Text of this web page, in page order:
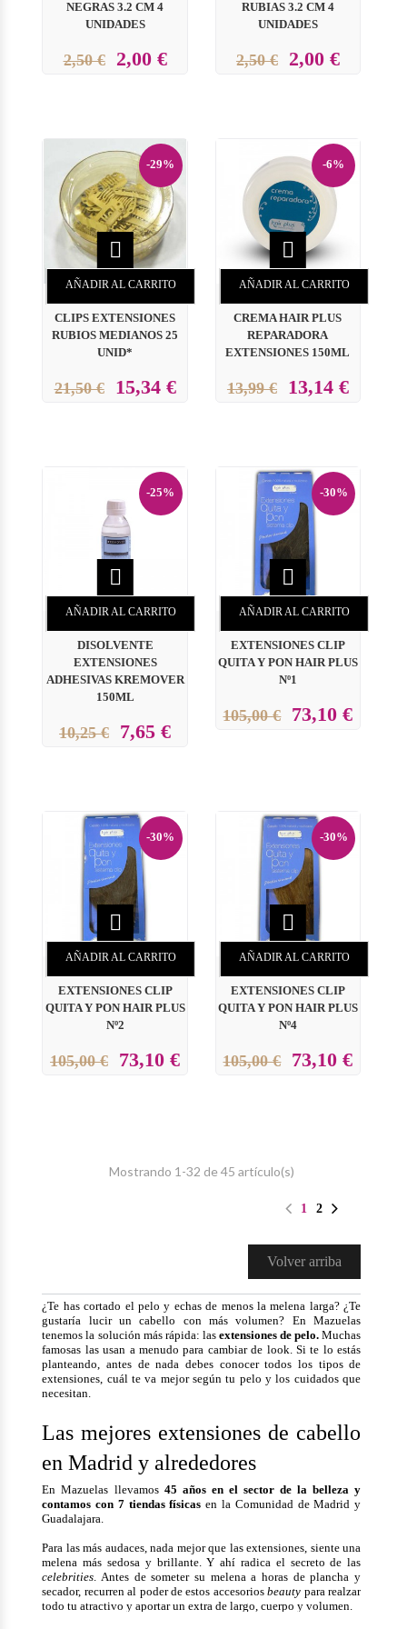
NEGRAS 3.2 CM 4
UNIDADES
2,50 € 2,00 €
RUBIAS 3.2 CM 4
UNIDADES
2,50 € 2,00 €
-29%

AÑADIR AL CARRITO
CLIPS EXTENSIONES
RUBIOS MEDIANOS 25
UNID*
21,50 € 15,34 €
-6%

AÑADIR AL CARRITO
CREMA HAIR PLUS
REPARADORA
EXTENSIONES 150ML
13,99 € 13,14 €
-25%

AÑADIR AL CARRITO
DISOLVENTE
EXTENSIONES
ADHESIVAS KREMOVER
150ML
10,25 € 7,65 €
-30%

AÑADIR AL CARRITO
EXTENSIONES CLIP
QUITA Y PON HAIR PLUS
Nº1
105,00 € 73,10 €
-30%

AÑADIR AL CARRITO
EXTENSIONES CLIP
QUITA Y PON HAIR PLUS
Nº2
105,00 € 73,10 €
-30%

AÑADIR AL CARRITO
EXTENSIONES CLIP
QUITA Y PON HAIR PLUS
Nº4
105,00 € 73,10 €
Mostrando 1-32 de 45 artículo(s)
1 2
Volver arriba
¿Te has cortado el pelo y echas de menos la melena larga? ¿Te
gustaría lucir un cabello con más volumen? En Mazuelas
tenemos la solución más rápida: las extensiones de pelo. Muchas
famosas las usan a menudo para cambiar de look. Si te lo estás
planteando, antes de nada debes conocer todos los tipos de
extensiones, cuál te va mejor según tu pelo y los cuidados que
necesitan.
Las mejores extensiones de cabello
en Madrid y alrededores
En Mazuelas llevamos 45 años en el sector de la belleza y
contamos con 7 tiendas físicas en la Comunidad de Madrid y
Guadalajara.
Para las más audaces, nada mejor que las extensiones, siente una
melena más sedosa y brillante. Y ahí radica el secreto de las
celebrities . Antes de someter su melena a horas de plancha y
secador, recurren al poder de estos accesoriosbeauty para realzar
todo tu atractivo y aportar un extra de largo, cuerpo y volumen.